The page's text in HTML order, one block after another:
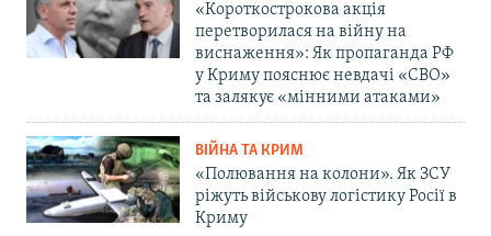
«Короткострокова акція
перетворилася на війну на
виснаження»: Як пропаганда РФ
у Криму пояснює невдачі «СВО»
та залякує «мінними атаками»
ВІЙНА ТА КРИМ
«Полювання на колони». Як ЗСУ
ріжуть військову логістику Росії в
Криму